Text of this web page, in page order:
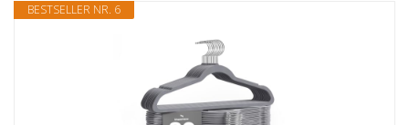
BESTSELLER NR. 6